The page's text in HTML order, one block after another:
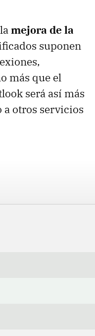
mejora de la
suponen
más que el
será así más
a otros servicios